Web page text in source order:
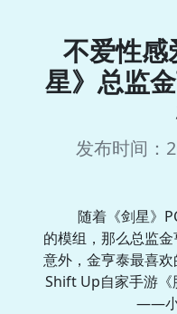
不爱性
星》总监
发布时间：
随着《剑星》
的模组，那么总监
意外，金亨泰最喜
Shift Up自家手游《
——小